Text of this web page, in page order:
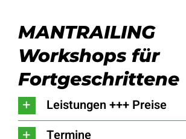
MANTRAILING
Workshops für
Fortgeschrittene
Leistungen +++ Preise
Termine